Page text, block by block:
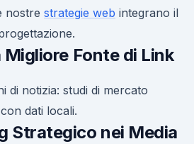
nostre strategie web integrano il
Migliore Fonte di Link
di notizia: studi di mercato
dati locali.
Strategico nei Media